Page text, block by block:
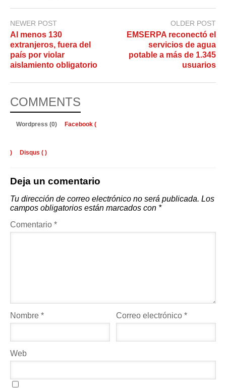
NEWER POST
Al menos 130
extranjeros, fuera del
país por violar
aislamiento obligatorio
OLDER POST
EMSERPA reconectó el
servicios de agua
potable a más de 1.345
usuarios
COMMENTS
Wordpress (0) Facebook (
) Disqus ( )
Deja un comentario
Tu dirección de correo electrónico no será publicada. Los
campos obligatorios están marcados con *
Comentario *
Nombre * Correo electrónico*
Web